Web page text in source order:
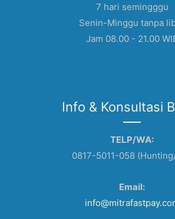
7 hari semingggu
Senin-Minggu tanpa
Jam 08.00 - 21.00
Info & Konsultasi
TELP/WA:
0817-5011-058
Email: